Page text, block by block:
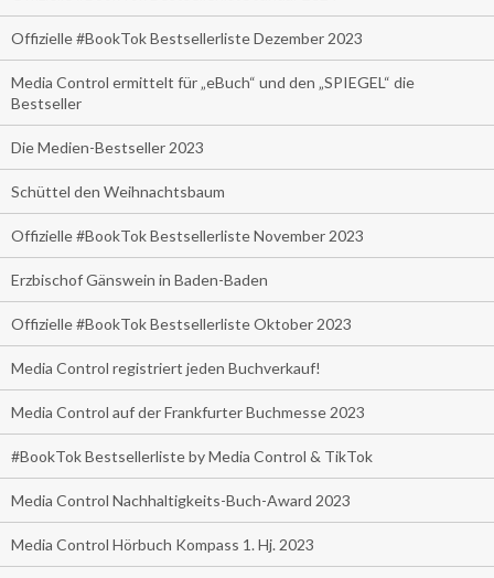
Offizielle #BookTok Bestsellerliste Dezember 2023
Media Control ermittelt für „eBuch“ und den „SPIEGEL“ die
Bestseller
Die Medien-Bestseller 2023
Schüttel den Weihnachtsbaum
Offizielle #BookTok Bestsellerliste November 2023
Erzbischof Gänswein in Baden-Baden
Offizielle #BookTok Bestsellerliste Oktober 2023
Media Control registriert jeden Buchverkauf!
Media Control auf der Frankfurter Buchmesse 2023
#BookTok Bestsellerliste by Media Control & TikTok
Media Control Nachhaltigkeits-Buch-Award 2023
Media Control Hörbuch Kompass 1. Hj. 2023